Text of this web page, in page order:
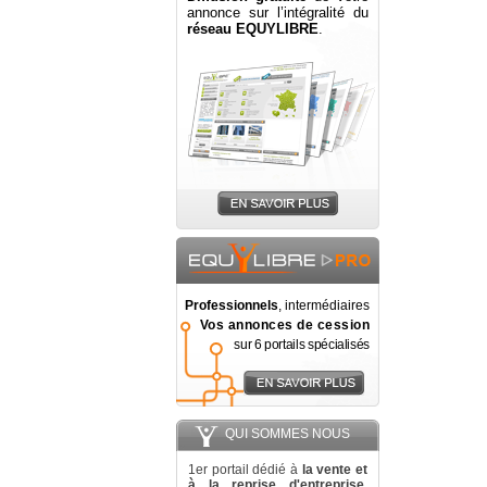
annonce sur l’intégralité du
réseau EQUYLIBRE.
Professionnels, intermédiaires
Vos annonces de cession
sur 6 portails spécialisés
QUI SOMMES NOUS
1er portail dédié à la vente et